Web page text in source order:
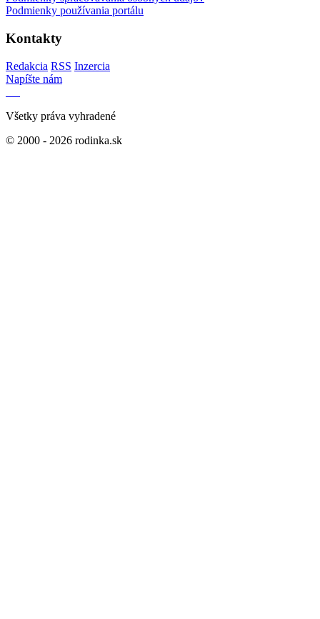
Podmienky používania portálu
Kontakty
Redakcia RSS Inzercia
Napíšte nám
Všetky práva vyhradené
© 2000 - 2026 rodinka.sk